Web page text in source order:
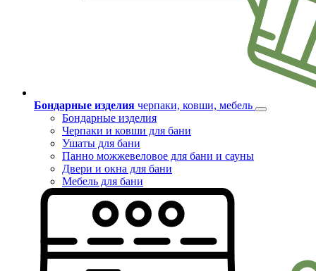
Бондарные изделия черпаки, ковши, мебель
Бондарные изделия
Черпаки и ковши для бани
Ушаты для бани
Панно можжевеловое для бани и сауны
Двери и окна для бани
Мебель для бани